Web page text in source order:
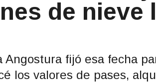
de nieve
fijó esa fecha
los valores de pases,